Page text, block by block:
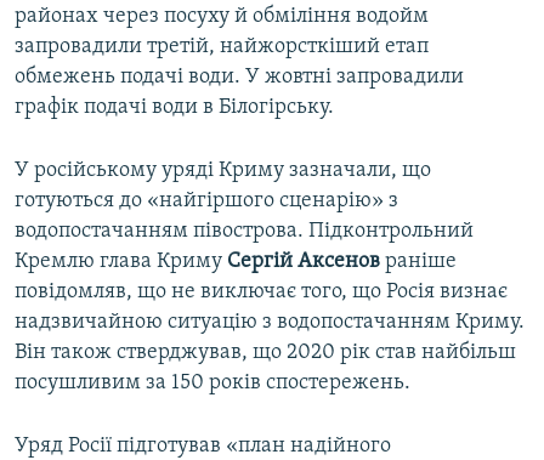
районах через посуху й обміління водойм
запровадили третій, найжорсткіший етап
обмежень подачі води. У жовтні запровадили
графік подачі води в Білогірську.
У російському уряді Криму зазначали, що
готуються до «найгіршого сценарію» з
водопостачанням півострова. Підконтрольний
Кремлю глава Криму Сергій Аксенов раніше
повідомляв, що не виключає того, що Росія визнає
надзвичайною ситуацію з водопостачанням Криму.
Він також стверджував, що 2020 рік став найбільш
посушливим за 150 років спостережень.
Уряд Росії підготував «план надійного